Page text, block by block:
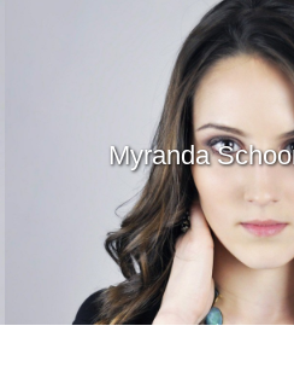
Myranda